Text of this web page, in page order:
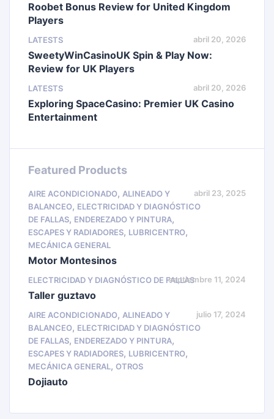
Roobet Bonus Review for United Kingdom
Players
LATESTS abril 20, 2026
SweetyWinCasinoUK Spin & Play Now:
Review for UK Players
LATESTS abril 20, 2026
Exploring SpaceCasino: Premier UK Casino
Entertainment
Featured Products
AIRE ACONDICIONADO, ALINEADO Y
BALANCEO, ELECTRICIDAD Y DIAGNÓSTICO
DE FALLAS, ENDEREZADO Y PINTURA,
ESCAPES Y RADIADORES, LUBRICENTRO,
MECÁNICA GENERAL
abril 23, 2025
Motor Montesinos
ELECTRICIDAD Y DIAGNÓSTICO DE FALLASseptiembre 11, 2024
Taller guztavo
AIRE ACONDICIONADO, ALINEADO Y
BALANCEO, ELECTRICIDAD Y DIAGNÓSTICO
DE FALLAS, ENDEREZADO Y PINTURA,
ESCAPES Y RADIADORES, LUBRICENTRO,
MECÁNICA GENERAL, OTROS
julio 17, 2024
Dojiauto